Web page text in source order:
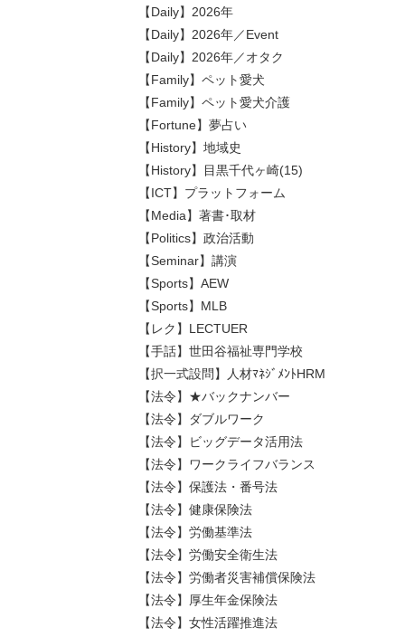
【Daily】2026年
【Daily】2026年／Event
【Daily】2026年／オタク
【Family】ペット愛犬
【Family】ペット愛犬介護
【Fortune】夢占い
【History】地域史
【History】目黒千代ヶ崎(15)
【ICT】プラットフォーム
【Media】著書･取材
【Politics】政治活動
【Seminar】講演
【Sports】AEW
【Sports】MLB
【レク】LECTUER
【手話】世田谷福祉専門学校
【択一式設問】人材ﾏﾈｼﾞﾒﾝﾄHRM
【法令】★バックナンバー
【法令】ダブルワーク
【法令】ビッグデータ活用法
【法令】ワークライフバランス
【法令】保護法・番号法
【法令】健康保険法
【法令】労働基準法
【法令】労働安全衛生法
【法令】労働者災害補償保険法
【法令】厚生年金保険法
【法令】女性活躍推進法